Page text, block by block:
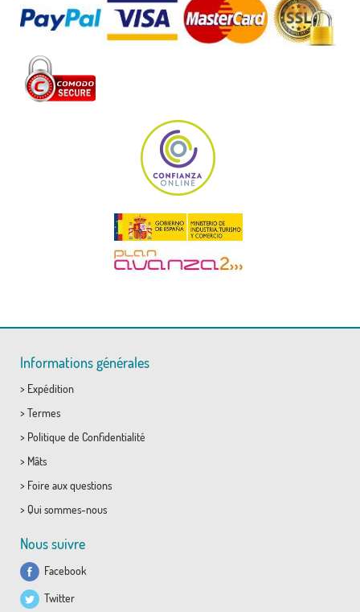
Informations générales
> Expédition
> Termes
> Politique de Confidentialité
> Mâts
> Foire aux questions
> Qui sommes-nous
Nous suivre
Facebook
Twitter